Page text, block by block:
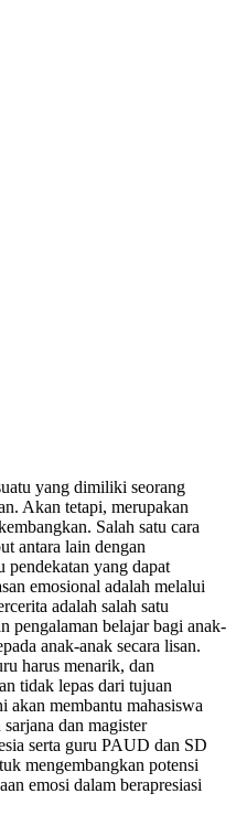
yang dimiliki seorang
Akan tetapi, merupakan
Salah satu cara
antara lain dengan
pendekatan yang dapat
emosional adalah melalui
adalah salah satu
pengalaman belajar bagi anak-
anak-anak secara lisan.
harus menarik, dan
tidak lepas dari tujuan
membantu mahasiswa
dan magister
serta guru PAUD dan SD
mengembangkan potensi
emosi dalam berapresiasi